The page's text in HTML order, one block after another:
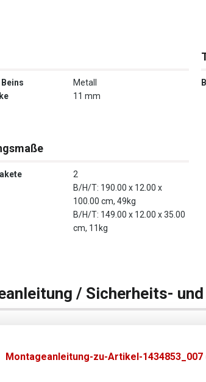
Metall
11 mm
2
B/H/T: 190.00 x 12.00 x
100.00 cm, 49kg
B/H/T: 149.00 x 12.00 x 35.00
cm, 11kg
/ Sicherheits-
Montageanleitung-zu-Artikel-1434853_007